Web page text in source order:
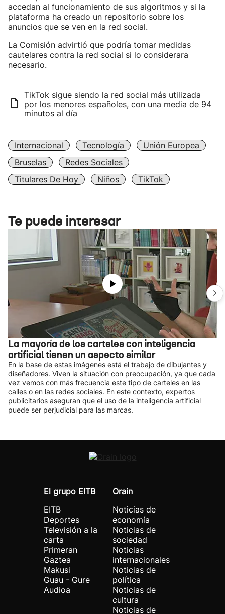
accedan al funcionamiento de sus algoritmos y si la
plataforma ha creado un repositorio sobre los
anuncios que se ven en la red social.
La Comisión advirtió que podría tomar medidas
cautelares contra la red social si lo considerara
necesario.
TikTok sigue siendo la red social más utilizada
por los menores españoles, con una media de 94
minutos al día
Internacional Tecnología
Unión Europea
Bruselas
Redes Sociales
Titulares De Hoy
Niños TikTok
Te puede interesar
La mayoría de los carteles con inteligencia
artificial tienen un aspecto similar
En la base de estas imágenes está el trabajo de dibujantes y
diseñadores. Viven la situación con preocupación, ya que cada
vez vemos con más frecuencia este tipo de carteles en las
calles o en las redes sociales. En este contexto, expertos
publicitarios aseguran que el uso de la inteligencia artificial
puede ser perjudicial para las marcas.
El grupo EITB
EITB
Deportes
Televisión a la
carta
Primeran
Gaztea
Makusi
Guau - Gure
Audioa
Orain
Noticias de
economía
Noticias de
sociedad
Noticias
internacionales
Noticias de
política
Noticias de
cultura
Noticias de